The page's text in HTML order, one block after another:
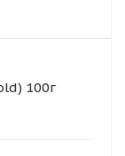
100г